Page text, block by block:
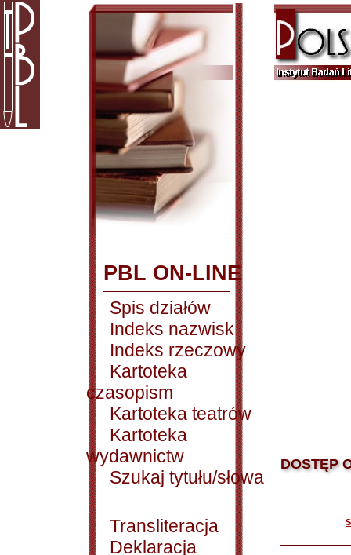
PBL ON-LINE
Spis działów
Indeks nazwisk
Indeks rzeczowy
Kartoteka
czasopism
Kartoteka teatrów
Kartoteka
wydawnictw
Szukaj tytułu/słowa
Transliteracja
Deklaracja
DOSTĘP
|